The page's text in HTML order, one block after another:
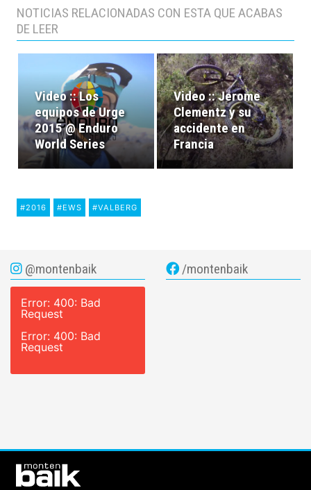
NOTICIAS RELACIONADAS CON ESTA QUE ACABAS
DE LEER
Video :: Los
equipos de Urge
2015 @ Enduro
World Series
Video :: Jerome
Clementz y su
accidente en
Francia
#2016 #EWS #VALBERG
@montenbaik
Error: 400: Bad
Request
Error: 400: Bad
Request
/montenbaik